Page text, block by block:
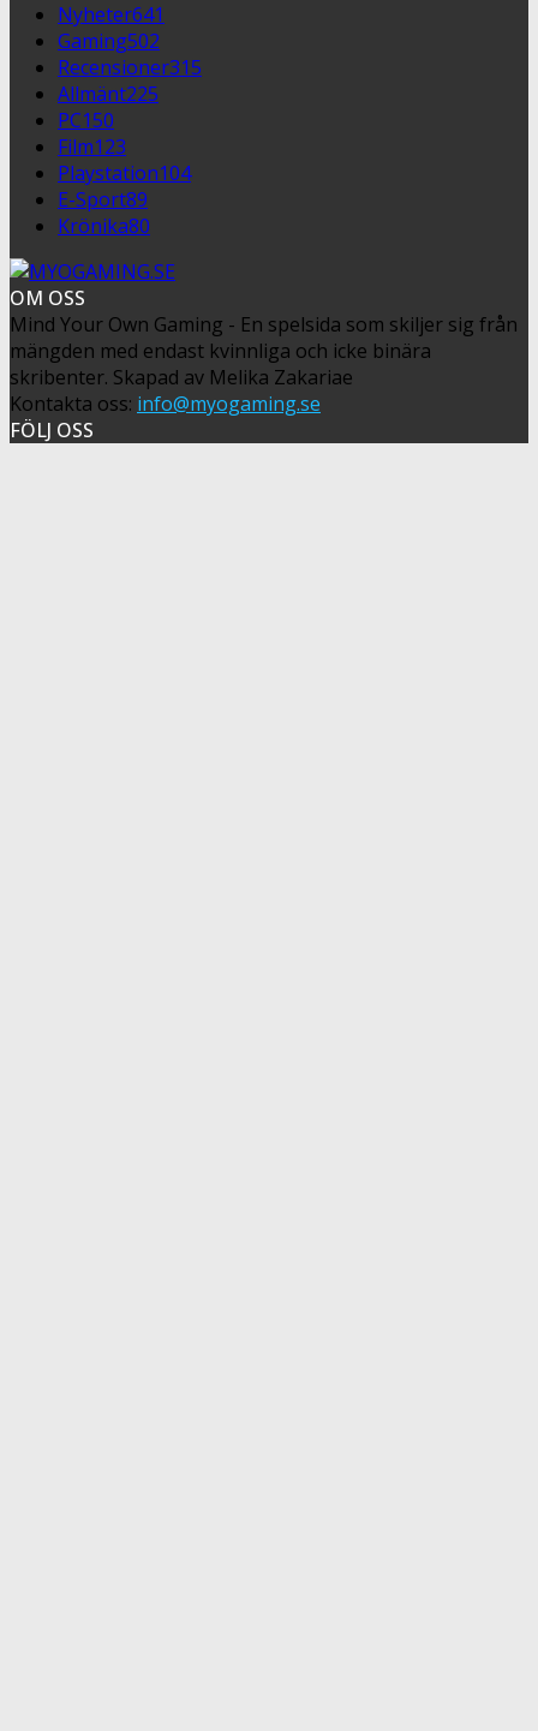
Nyheter641
Gaming502
Recensioner315
Allmänt225
PC150
Film123
Playstation104
E-Sport89
Krönika80
OM OSS
Mind Your Own Gaming - En spelsida som skiljer sig från
mängden med endast kvinnliga och icke binära
skribenter. Skapad av Melika Zakariae
Kontakta oss: info@myogaming.se
FÖLJ OSS